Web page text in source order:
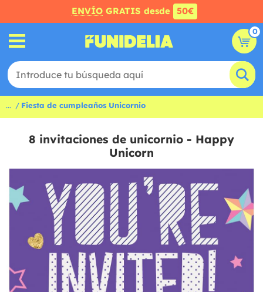
ENVÍO GRATIS desde 50€
0
... Fiesta de cumpleaños Unicornio
8 invitaciones de unicornio - Happy
Unicorn